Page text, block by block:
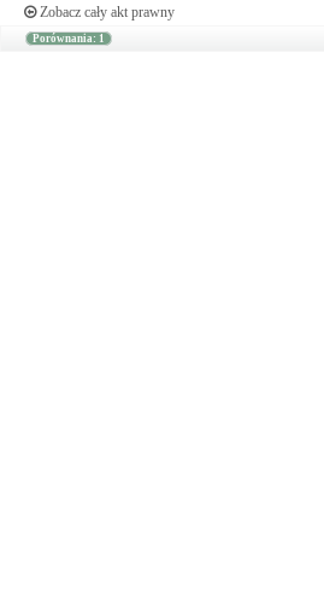
Zobacz cały akt prawny
Porównania: 1